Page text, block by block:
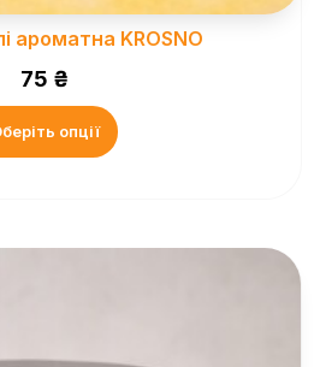
ароматна KROSNO
75 ₴
опції